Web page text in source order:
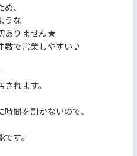
、
うな
ありません★
数で営業しやすい♪
れます。
間を割かないので、
す。